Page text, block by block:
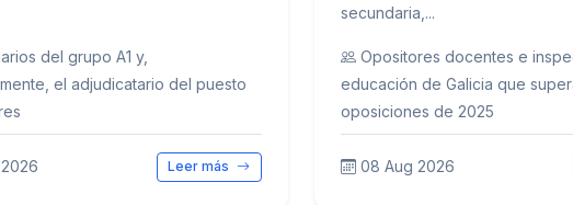
del grupo A1 y,
el adjudicatario del puesto
Leer más
secundaria,...
Opositores docentes e
educación de Galicia que
oposiciones de 2025
08 Aug 2026